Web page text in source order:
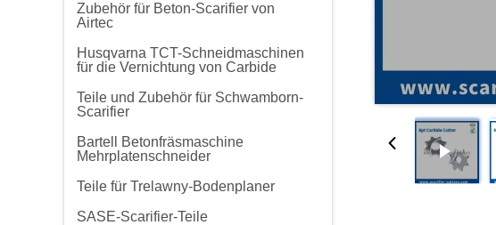
Zubehör für Beton-Scarifier von
Airtec
Husqvarna TCT-Schneidmaschinen
für die Vernichtung von Carbide
Teile und Zubehör für Schwamborn-
Scarifier
Bartell Betonfräsmaschine
Mehrplatenschneider
Teile für Trelawny-Bodenplaner
SASE-Scarifier-Teile